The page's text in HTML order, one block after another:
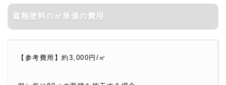
遮熱塗料の㎡単価の費用
【参考費用】約3,000円/㎡